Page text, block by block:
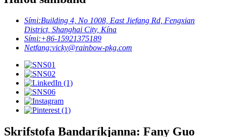
Sími:Building 4, No 1008, East Jiefang Rd, Fengxian
District, Shanghai City, Kína
Sími:+86-15921375189
Netfang:vicky@rainbow-pkg.com
Skrifstofa Bandaríkjanna: Fany Guo